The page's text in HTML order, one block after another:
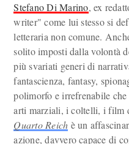
Stefano Di Marino, ex
writer" come lui stesso si
letteraria non comune.
solito imposti dalla volontà
più svariati generi di
fantascienza, fantasy,
polimorfo e irrefrenabile
arti marziali, i coltelli, i film
Quarto Reich è un
azione, davvero capace di